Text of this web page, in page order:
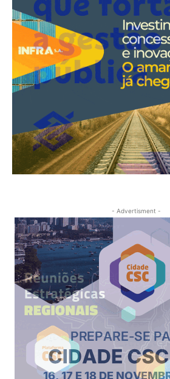
- Advertisment -